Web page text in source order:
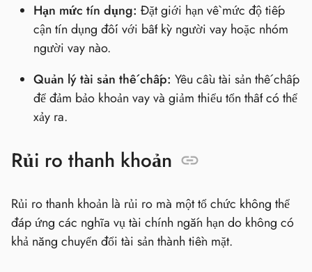
Hạn mức tín dụng: Đặt giới hạn về mức độ tiếp
cận tín dụng đối với bất kỳ người vay hoặc nhóm
người vay nào.
Quản lý tài sản thế chấp: Yêu cầu tài sản thế chấp
để đảm bảo khoản vay và giảm thiểu tổn thất có thể
xảy ra.
Rủi ro thanh khoản
Rủi ro thanh khoản là rủi ro mà một tổ chức không thể
đáp ứng các nghĩa vụ tài chính ngắn hạn do không có
khả năng chuyển đổi tài sản thành tiền mặt.